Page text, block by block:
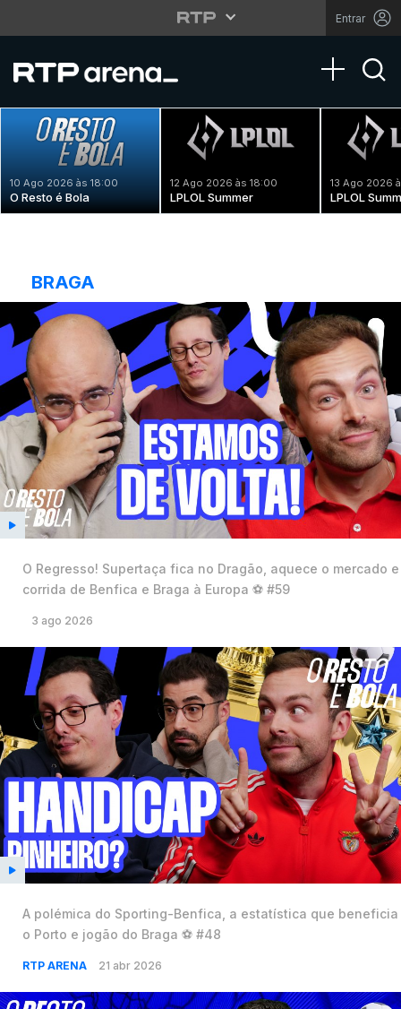
Entrar
Toggle
10 Ago 2026 às 18:00
O Resto é Bola
12 Ago 2026 às 18:00
LPLOL Summer
13 Ago 2026
LPLOL
BRAGA
O Regresso! Supertaça fica no Dragão, aquece o mercado e
corrida de Benfica e Braga à Europa ⚽️ #59
3 ago 2026
A polémica do Sporting-Benfica, a estatística que beneficia
o Porto e jogão do Braga ⚽️ #48
RTP ARENA 21 abr 2026